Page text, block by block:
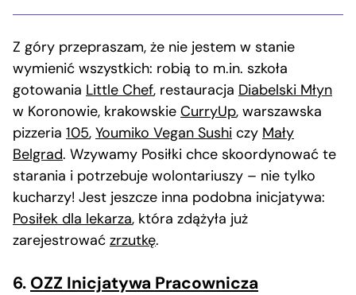
Z góry przepraszam, że nie jestem w stanie
wymienić wszystkich: robią to m.in. szkoła
gotowania Little Chef, restauracja Diabelski Młyn
w Koronowie, krakowskie CurryUp, warszawska
pizzeria 105, Youmiko Vegan Sushi czy Mały
Belgrad. Wzywamy Posiłki chce skoordynować te
starania i potrzebuje wolontariuszy – nie tylko
kucharzy! Jest jeszcze inna podobna inicjatywa:
Posiłek dla lekarza, która zdążyła już
zarejestrować zrzutkę.
6. OZZ Inicjatywa Pracownicza